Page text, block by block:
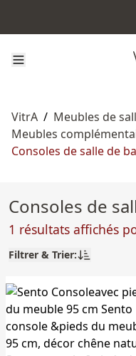
VitrA / Meubles de
Meubles
Consoles de salle de
Consoles de
1 résultats affichés
Filtrer & Trier: